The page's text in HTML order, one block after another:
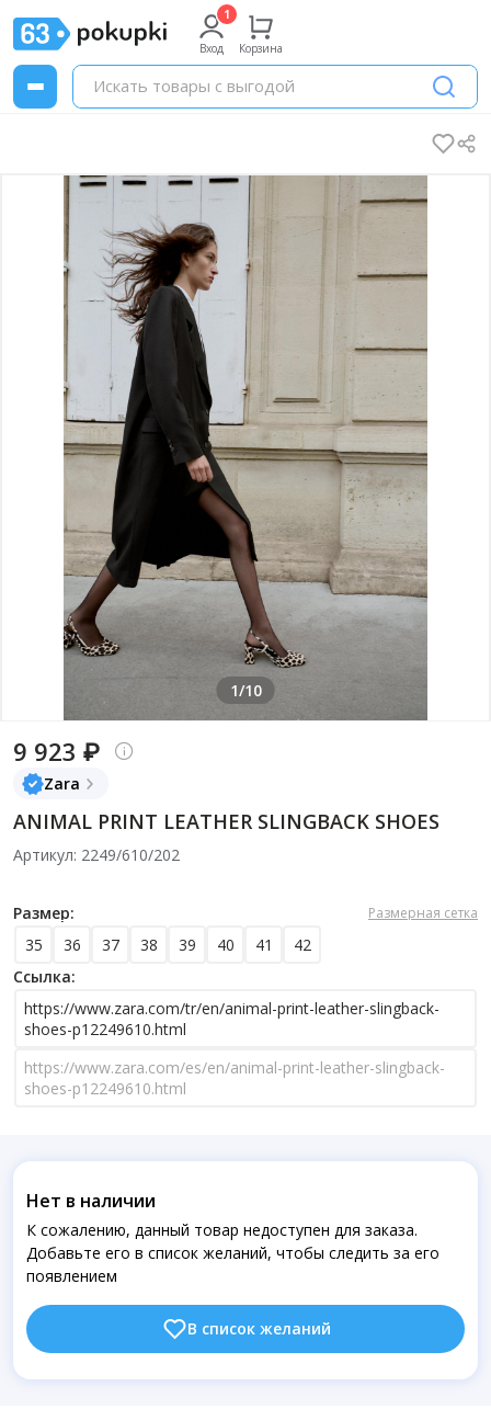
Вход Корзина
1/10
9 923 ₽
Zara
ANIMAL PRINT LEATHER SLINGBACK SHOES
Артикул: 2249/610/202
Размер: Размерная сетка
35 36 37 38 39 40 41
42
Ссылка:
https://www.zara.com/tr/en/animal-print-leather-slingback-
shoes-p12249610.html
https://www.zara.com/es/en/animal-print-leather-slingback-
shoes-p12249610.html
Нет в наличии
К сожалению, данный товар недоступен для заказа.
Добавьте его в список желаний, чтобы следить за его
появлением
В список желаний